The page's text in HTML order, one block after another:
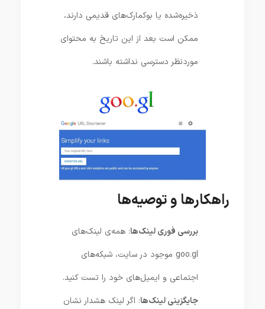
ذخیره‌شده یا بوکمارک‌های قدیمی دارند،
ممکن است بعد از این تاریخ به محتوای
موردنظر دسترسی نداشته باشند.
راهکارها و توصیه‌ها
بررسی فوری لینک‌ها: همه‌ی لینک‌های
goo.gl موجود در سایت، شبکه‌های
اجتماعی و ایمیل‌های خود را تست کنید.
جایگزینی لینک‌ها: اگر لینک هشدار نشان